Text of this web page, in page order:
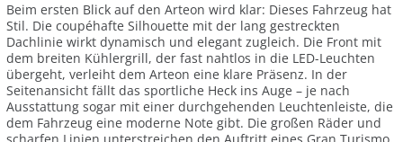
Beim ersten Blick auf den Arteon wird klar: Dieses Fahrzeug hat
Stil. Die coupéhafte Silhouette mit der lang gestreckten
Dachlinie wirkt dynamisch und elegant zugleich. Die Front mit
dem breiten Kühlergrill, der fast nahtlos in die LED-Leuchten
übergeht, verleiht dem Arteon eine klare Präsenz. In der
Seitenansicht fällt das sportliche Heck ins Auge – je nach
Ausstattung sogar mit einer durchgehenden Leuchtenleiste, die
dem Fahrzeug eine moderne Note gibt. Die großen Räder und